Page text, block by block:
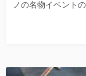
ノの名物イベント